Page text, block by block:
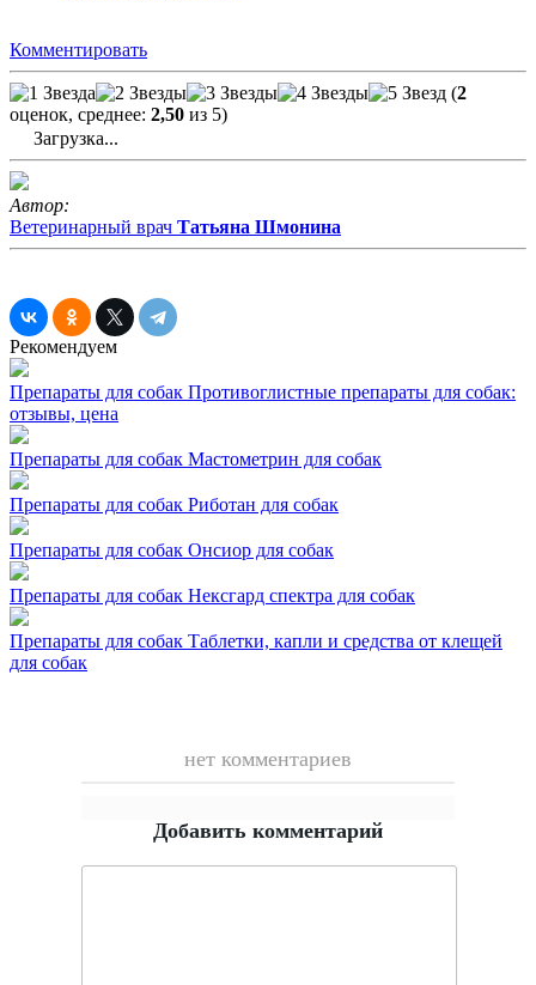
Комментировать
(2
оценок, среднее: 2,50 из 5)
Загрузка...
Автор:
Ветеринарный врач Татьяна Шмонина
Рекомендуем
Препараты для собак Противоглистные препараты для собак:
отзывы, цена
Препараты для собак Мастометрин для собак
Препараты для собак Риботан для собак
Препараты для собак Онсиор для собак
Препараты для собак Нексгард спектра для собак
Препараты для собак Таблетки, капли и средства от клещей
для собак
нет комментариев
Добавить комментарий